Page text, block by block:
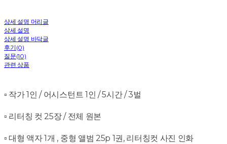
상세 설명 머리글
상세 설명
상세 설명 바닥글
후기(0)
질문(10)
관련 상품
▫️ 작가 1인 / 어시스턴트 1인 / 5시간 / 3벌
▫️ 리터칭 컷 25장 / 전체 원본
▫️ 대형 액자 1개 , 중형 앨범 25p 1권, 리터칭컷 사진 인화